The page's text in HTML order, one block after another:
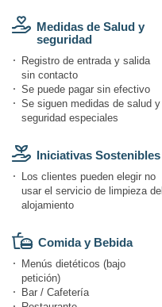
Medidas de Salud y
seguridad
Registro de entrada y salida
sin contacto
Se puede pagar sin efectivo
Se siguen medidas de salud y
seguridad especiales
Iniciativas Sostenibles
Los clientes pueden elegir no
usar el servicio de limpieza del
alojamiento
Comida y Bebida
Menús dietéticos (bajo
petición)
Bar / Cafetería